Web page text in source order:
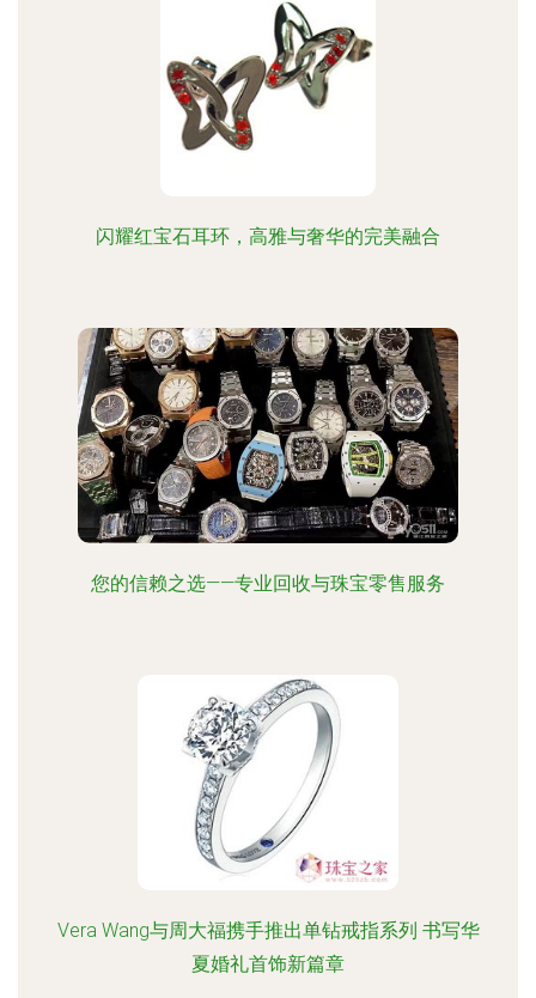
闪耀红宝石耳环，高雅与奢华的完美融合
您的信赖之选——专业回收与珠宝零售服务
Vera Wang与周大福携手推出单钻戒指系列 书写华
夏婚礼首饰新篇章